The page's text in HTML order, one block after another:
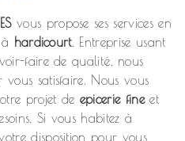
vous propose ses services en
hardicourt. Entreprise usant
faire de qualité, nous
satisfaire. Nous vous
projet de epicerie fineet
Si vous habitez à
disposition pour vous